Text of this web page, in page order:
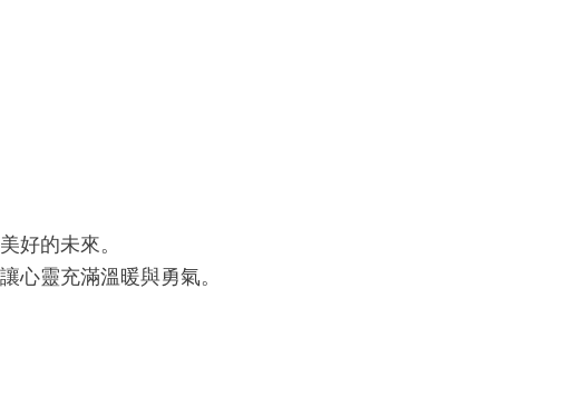
好的未來。
心靈充滿溫暖與勇氣。